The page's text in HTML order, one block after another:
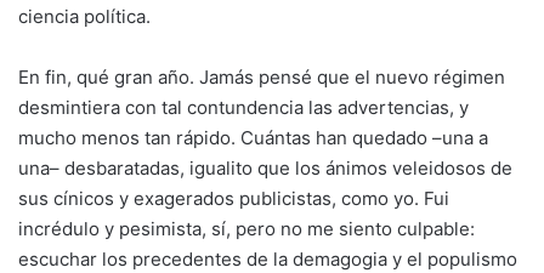
ciencia política.
En fin, qué gran año. Jamás pensé que el nuevo régimen
desmintiera con tal contundencia las advertencias, y
mucho menos tan rápido. Cuántas han quedado –una a
una– desbaratadas, igualito que los ánimos veleidosos de
sus cínicos y exagerados publicistas, como yo. Fui
incrédulo y pesimista, sí, pero no me siento culpable:
escuchar los precedentes de la demagogia y el populismo